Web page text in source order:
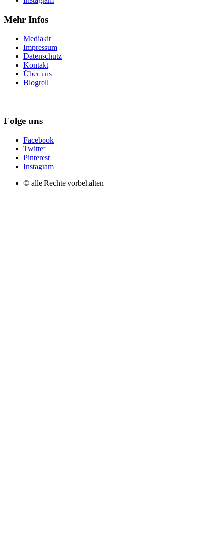
Mehr Infos
Mediakit
Impressum
Datenschutz
Kontakt
Über uns
Blogroll
Folge uns
Facebook
Twitter
Pinterest
Instagram
© alle Rechte vorbehalten